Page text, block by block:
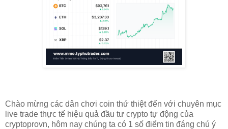
Chào mừng các dân chơi coin thứ thiệt đến với chuyên mục
live trade thực tế hiệu quả đầu tư crypto tự động của
cryptoprovn, hôm nay chúng ta có 1 số điểm tin đáng chú ý